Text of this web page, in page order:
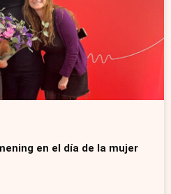
en el día de la mujer